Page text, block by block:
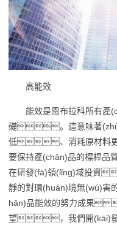
高能效
能效是恩布拉科所有產
礎。這意味著(zhù)
低、消耗原材料
要保持產(chǎn)品的標桿
在研發(fā)領(lǐng)域投資
靜的對環(huán)境無(wú)
hǎn)品能效的努力成果
望，我們開(kāi)發